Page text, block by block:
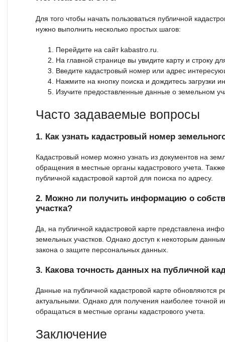
Для того чтобы начать пользоваться публичной
нужно выполнить несколько простых шагов:
Перейдите на сайт kabastro.ru.
На главной странице вы увидите карту и строку
Введите кадастровый номер или адрес
Нажмите на кнопку поиска и дождитесь загрузки
Изучите предоставленные данные о земельном
Часто задаваемые вопросы
1. Как узнать кадастровый номер
Кадастровый номер можно узнать из документов на
обращения в местные органы кадастрового учета.
публичной кадастровой картой для поиска по адресу.
2. Можно ли получить информацию о
участка?
Да, на публичной кадастровой карте представлена
земельных участков. Однако доступ к некоторым
закона о защите персональных данных.
3. Какова точность данных на публичной
Данные на публичной кадастровой карте обновляются
актуальными. Однако для получения наиболее точной
обращаться в местные органы кадастрового учета.
Заключение